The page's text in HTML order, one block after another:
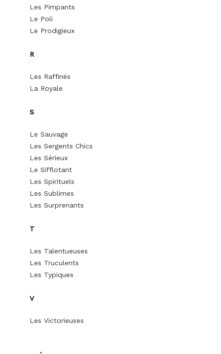
Les Pimpants
Le Poli
Le Prodigieux
R
Les Raffinés
La Royale
S
Le Sauvage
Les Sergents Chics
Les Sérieux
Le Sifflotant
Les Spirituels
Les Sublimes
Les Surprenants
T
Les Talentueuses
Les Truculents
Les Typiques
V
Les Victorieuses